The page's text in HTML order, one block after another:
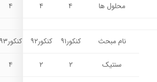
محلول ها ۴ ۴ ۴
نام مبحث کنکور۹۱ کنکور۹۲ کنکور۹۳
سنتیک ۲ ۲ ۴